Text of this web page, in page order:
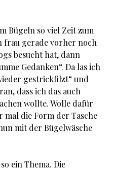
Bügeln so viel Zeit zum
frau gerade vorher noch
besucht hat, dann
Gedanken“. Da las ich
gestrickfilzt“ und
dass ich das auch
wollte. Wolle dafür
mal die Form der Tasche
mit der Bügelwäsche
ein Thema. Die